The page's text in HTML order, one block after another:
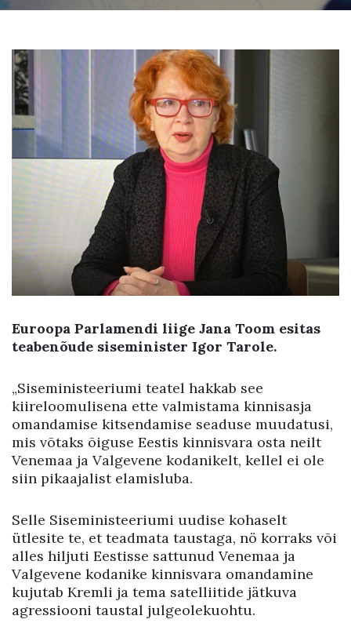
Euroopa Parlamendi liige Jana Toom esitas
teabenõude siseminister Igor Tarole.
„Siseministeeriumi teatel hakkab see
kiireloomulisena ette valmistama kinnisasja
omandamise kitsendamise seaduse muudatusi,
mis võtaks õiguse Eestis kinnisvara osta neilt
Venemaa ja Valgevene kodanikelt, kellel ei ole
siin pikaajalist elamisluba.
Selle Siseministeeriumi uudise kohaselt
ütlesite te, et teadmata taustaga, nö korraks või
alles hiljuti Eestisse sattunud Venemaa ja
Valgevene kodanike kinnisvara omandamine
kujutab Kremli ja tema satelliitide jätkuva
agressiooni taustal julgeolekuohtu.